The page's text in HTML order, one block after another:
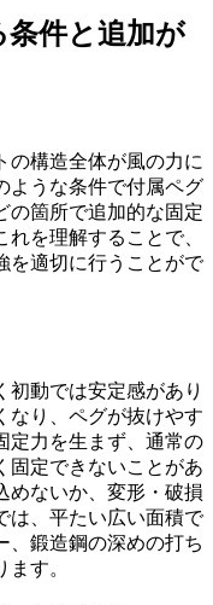
件と追加が
の構造全体が風の力に
ような条件で付属ペグ
の箇所で追加的な固定
を理解することで、
を適切に行うことがで
初動では安定感があり
なり、ペグが抜けやす
定力を生まず、通常の
固定できないことがあ
めないか、変形・破損
は、平たい広い面積で
、鍛造鋼の深めの打ち
す。